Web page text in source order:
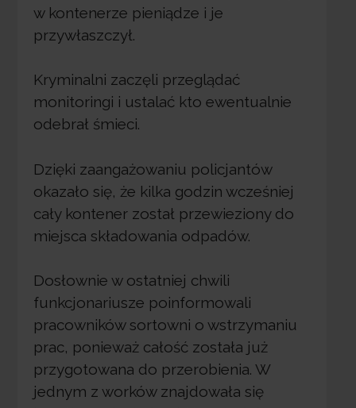
w kontenerze pieniądze i je
przywłaszczył.
Kryminalni zaczęli przeglądać
monitoringi i ustalać kto ewentualnie
odebrał śmieci.
Dzięki zaangażowaniu policjantów
okazało się, że kilka godzin wcześniej
cały kontener został przewieziony do
miejsca składowania odpadów.
Dosłownie w ostatniej chwili
funkcjonariusze poinformowali
pracowników sortowni o wstrzymaniu
prac, ponieważ całość została już
przygotowana do przerobienia. W
jednym z worków znajdowała się